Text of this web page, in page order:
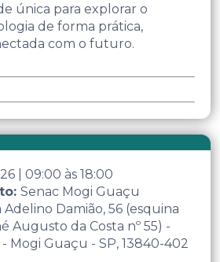
única para explorar o
de forma prática,
com o futuro.
09:00 às 18:00
Senac Mogi Guaçu
Adelino Damião, 56 (esquina
Augusto da Costa nº 55) -
Mogi Guaçu - SP, 13840-402